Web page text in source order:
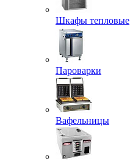
Шкафы тепловые
Пароварки
Вафельницы